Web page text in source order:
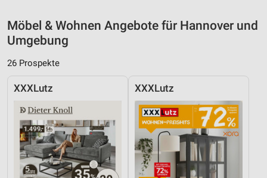
Möbel & Wohnen Angebote für Hannover und
Umgebung
26 Prospekte
XXXLutz XXXLutz